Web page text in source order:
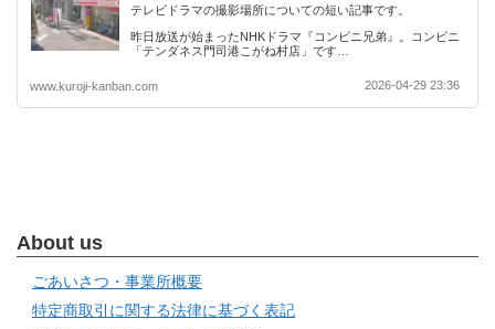
テレビドラマの撮影場所についての短い記事です。
昨日放送が始まったNHKドラマ『コンビニ兄弟』。コンビニ
「テンダネス門司港こがね村店」です…
www.kuroji-kanban.com 2026-04-29 23:36
About us
ごあいさつ・事業所概要
特定商取引に関する法律に基づく表記